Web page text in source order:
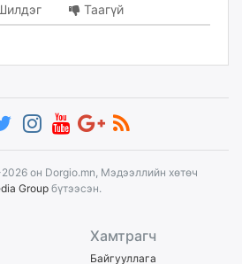
Таагүй
он Dorgio.mn, Мэдээллийн хөтөч
Group бүтээсэн.
Хамтрагч
Байгууллага